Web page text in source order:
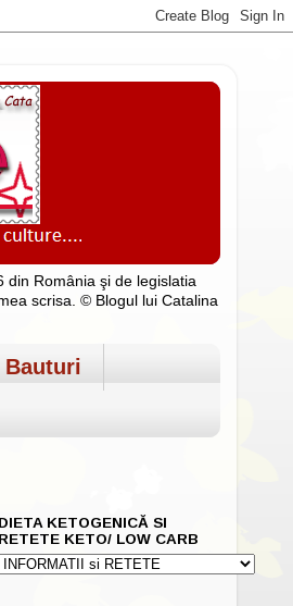
România şi de legislatia
scrisa. © Blogul lui Catalina
DIETA KETOGENICĂ SI
RETETE KETO/ LOW CARB